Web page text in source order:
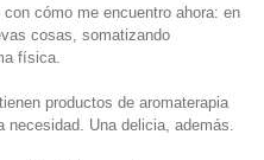
cómo me encuentro ahora: en
cosas, somatizando
física.
productos de aromaterapia
Una delicia, además.